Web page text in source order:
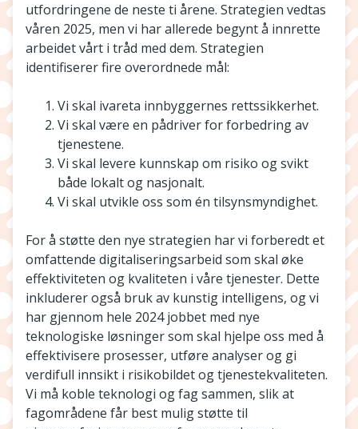
utfordringene de neste ti årene. Strategien vedtas
våren 2025, men vi har allerede begynt å innrette
arbeidet vårt i tråd med dem. Strategien
identifiserer fire overordnede mål:
Vi skal ivareta innbyggernes rettssikkerhet.
Vi skal være en pådriver for forbedring av
tjenestene.
Vi skal levere kunnskap om risiko og svikt
både lokalt og nasjonalt.
Vi skal utvikle oss som én tilsynsmyndighet.
For å støtte den nye strategien har vi forberedt et
omfattende digitaliseringsarbeid som skal øke
effektiviteten og kvaliteten i våre tjenester. Dette
inkluderer også bruk av kunstig intelligens, og vi
har gjennom hele 2024 jobbet med nye
teknologiske løsninger som skal hjelpe oss med å
effektivisere prosesser, utføre analyser og gi
verdifull innsikt i risikobildet og tjenestekvaliteten.
Vi må koble teknologi og fag sammen, slik at
fagområdene får best mulig støtte til